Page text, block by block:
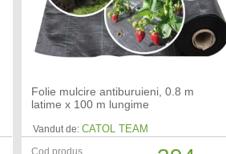
Folie mulcire antiburuieni, 0.8 m
latime x 100 m lungime
Vandut de: CATOL TEAM
Cod produs